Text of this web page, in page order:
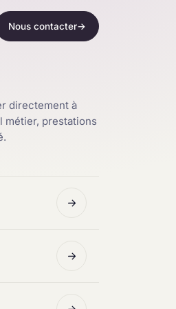
Nous contacter→
directement à
prestations